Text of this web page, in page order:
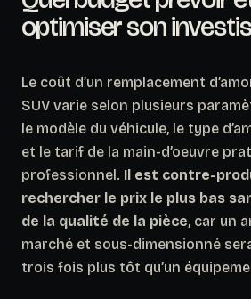
optimiser son
Le coût d’un remplacement
SUV varie selon plusieurs
le modèle du véhicule, le type
et le tarif de la main-d’oeuvre
professionnel. Il est contre-
rechercher le prix le plus bas
de la qualité de la pièce, car un
marché et sous-dimensionné
trois fois plus tôt qu’un